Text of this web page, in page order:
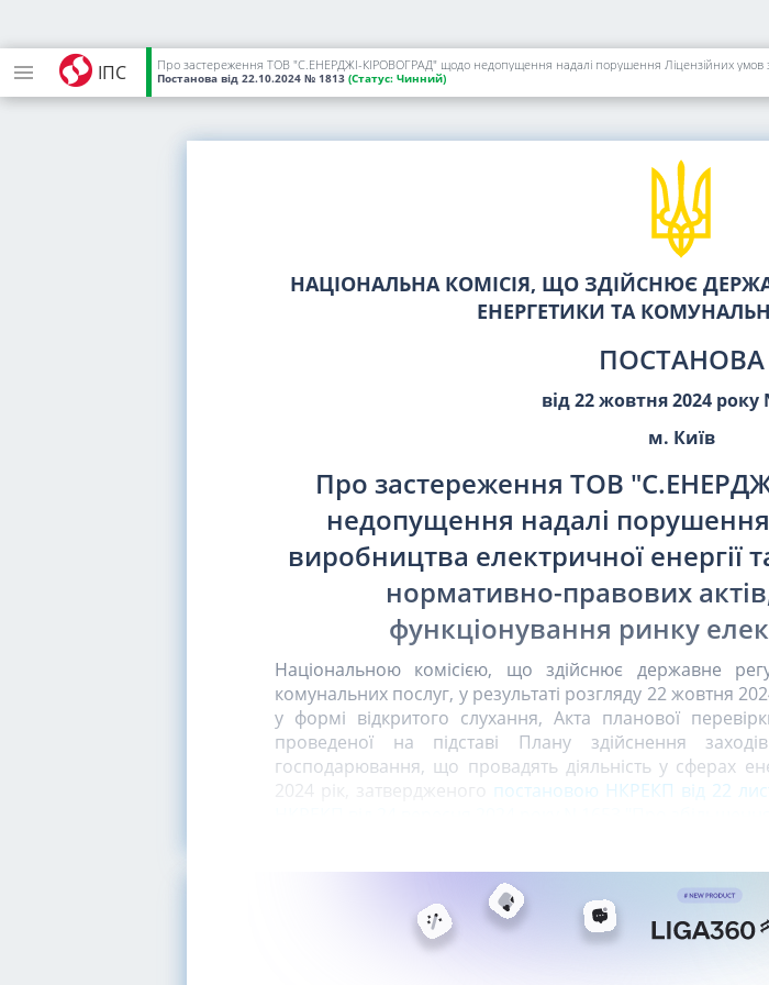
ІПС Постанова від 22.10.2024 № 1813 (Статус: Чинний)
НАЦІОНАЛЬНА КОМІСІЯ, ЩО ЗДІЙСНЮЄ
ЕНЕРГЕТИКИ ТА
ПОСТАНОВА
від 22 жовтня 2024 року
м. Київ
Про застереження ТОВ
недопущення надалі
виробництва електричної
нормативно-правових
функціонування ринку
Національною комісією, що здійснює державне
комунальних послуг, у результаті розгляду 22 жовтня
у формі відкритого слухання, Акта планової
проведеної на підставі Плану здійснення
господарювання, що провадять діяльність у сферах
2024 рік, затвердженого постановою НКРЕКП від 22